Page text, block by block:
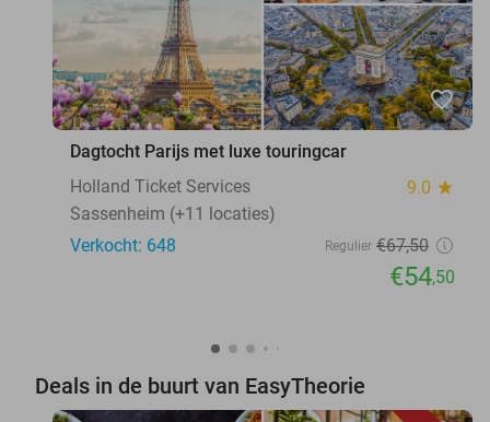
favorite_border
Dagtocht Parijs met luxe touringcar
Holland Ticket Services
9.0 star
Sassenheim (+11 locaties)
Verkocht: 648
Regulier €67,50
€54,50
Deals in de buurt van EasyTheorie